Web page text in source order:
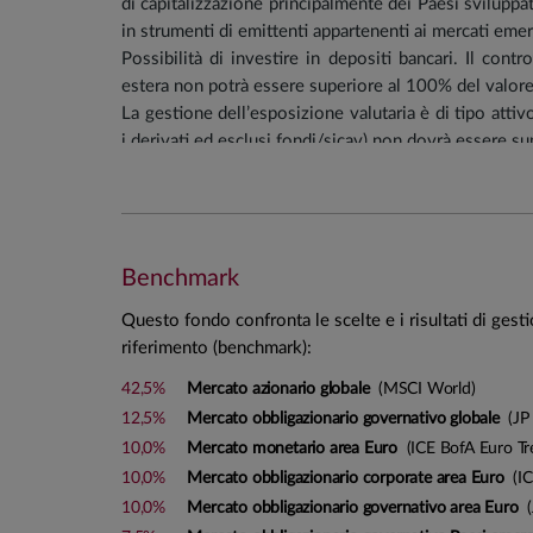
di capitalizzazione principalmente dei Paesi
in strumenti di emittenti appartenenti ai mercati
Possibilità di investire in depositi bancari. Il
estera non potrà essere superiore al 100% del
La gestione dell’esposizione valutaria è di tipo
i derivati ed esclusi fondi/sicav) non dovrà essere
Vengono tendenzialmente esclusi gli
prevalente rilevato dai principali info provider).
produzione o alla commercializzazione di carbone
Il Fondo può investire l’intero portafoglio in
vigente, gestiti dalla SGR e/o da altre Società di
Portafoglio tendenziale:
Investimenti obbligazionari: 40%
Benchmark
Questo fondo confronta le scelte e i risultati di
riferimento (benchmark):
42,5% Mercato azionario globale(MSCI World)
12,5%
Mercato obbligazionario governativo globale(JP
10,0%
Mercato monetario area Euro (ICE BofA Euro
10,0%
Mercato obbligazionario corporate area Euro
10,0%
Mercato obbligazionario governativo area Euro